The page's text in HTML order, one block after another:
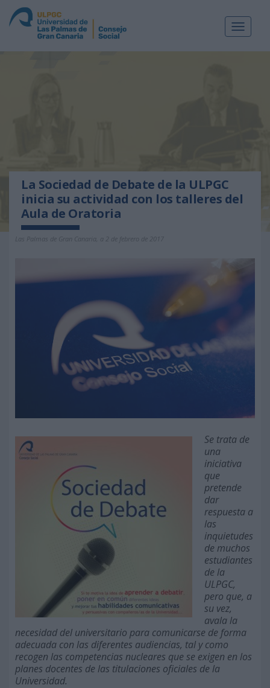
Toggle
La Sociedad de Debate de la ULPGC
inicia su actividad con los talleres del
Aula de Oratoria
Las Palmas de Gran Canaria, a 2 de febrero de 2017
Se trata de
una
iniciativa
que
pretende
dar
respuesta a
las
inquietudes
de muchos
estudiantes
de la
ULPGC,
pero que, a
su vez,
avala la
necesidad del universitario para comunicarse de forma
adecuada con las diferentes audiencias, tal y como
recogen las competencias nucleares que se exigen en los
planes docentes de las titulaciones oficiales de la
Universidad.